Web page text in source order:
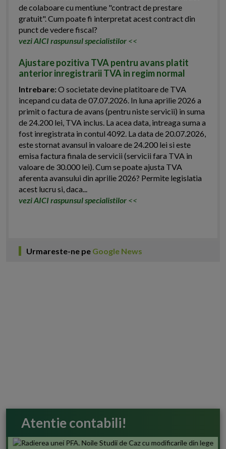
de colaboare cu mentiune "contract de prestare
gratuit". Cum poate fi interpretat acest contract din
punct de vedere fiscal?
vezi AICI raspunsul specialistilor <<
Ajustare pozitiva TVA pentru avans platit
anterior inregistrarii TVA in regim normal
Intrebare:O societate devine platitoare de TVA
incepand cu data de 07.07.2026. In luna aprilie 2026 a
primit o factura de avans (pentru niste servicii) in suma
de 24.200 lei, TVA inclus. La acea data, intreaga suma a
fost inregistrata in contul 4092. La data de 20.07.2026,
este stornat avansul in valoare de 24.200 lei si este
emisa factura finala de servicii (servicii fara TVA in
valoare de 30.000 lei). Cum se poate ajusta TVA
aferenta avansului din aprilie 2026? Permite legislatia
acest lucru si, daca...
vezi AICI raspunsul specialistilor <<
Urmareste-ne pe Google News
Atentie contabili!